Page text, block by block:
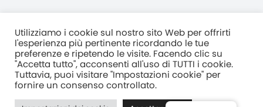
Unità C, 8/F, King Palace Plaza, NO:55 King Yip Street, Kwun Tong,
Kowloon, HONG KONG
2017–2025 BNESIM LIMITED Tutti i diritti riservati
Utilizziamo i cookie sul nostro sito Web per offrirti
l'esperienza più pertinente ricordando le tue
preferenze e ripetendo le visite. Facendo clic su
"Accetta tutto", acconsenti all'uso di TUTTI i cookie.
Tuttavia, puoi visitare "Impostazioni cookie" per
fornire un consenso controllato.